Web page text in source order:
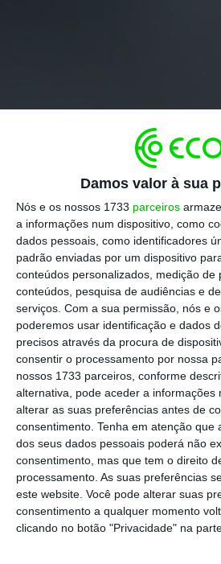
Damos valor à sua
Nós e os nossos 1733 parceiros
a informações num dispositivo, como
dados pessoais, como identificadores
padrão enviadas por um dispositivo
conteúdos personalizados, medição de
conteúdos, pesquisa de audiências e
serviços. Com a sua permissão, nós e
poderemos usar identificação e dados
precisos através da procura de
consentir o processamento por nossa
nossos 1733 parceiros, conforme
alternativa, pode aceder a informações
alterar as suas preferências antes de
consentimento. Tenha em atenção que
dos seus dados pessoais poderá não
consentimento, mas que tem o direito
processamento. As suas preferências
este website. Você pode alterar suas
consentimento a qualquer momento
clicando no botão "Privacidade" na